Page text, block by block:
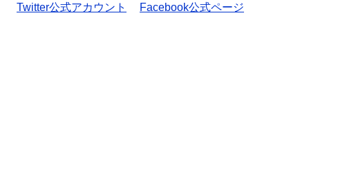
Twitter公式アカウント
Facebook公式ページ